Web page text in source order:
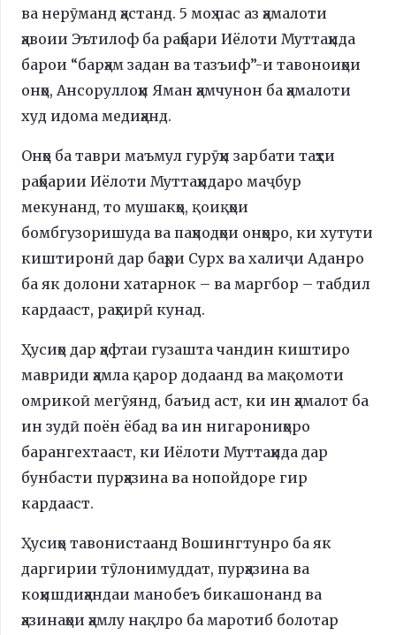
ва нерӯманд ҳастанд. 5 моҳ пас аз ҳамалоти
ҳавоии Эътилоф ба раҳбари Иёлоти Муттаҳида
барои “барҳам задан ва тазъиф”-и тавоноиҳои
онҳо, Ансоруллоҳи Яман ҳамчунон ба ҳамалоти
худ идома медиҳанд.
Онҳо ба таври маъмул гурӯҳи зарбати таҳти
раҳбарии Иёлоти Муттаҳидаро маҷбур
мекунанд, то мушакҳо, қоиқҳои
бомбгузоришуда ва паҳподҳои онҳоро, ки хутути
киштиронӣ дар баҳри Сурх ва халиҷи Аданро
ба як долони хатарнок – ва маргбор – табдил
кардааст, раҳгирӣ кунад.
Ҳусиҳо дар ҳафтаи гузашта чандин киштиро
мавриди ҳамла қарор додаанд ва мақомоти
омрикоӣ мегӯянд, баъид аст, ки ин ҳамалот ба
ин зудӣ поён ёбад ва ин нигарониҳоро
барангехтааст, ки Иёлоти Муттаҳида дар
бунбасти пурҳазина ва нопойдоре гир
кардааст.
Ҳусиҳо тавонистаанд Вошингтунро ба як
даргирии тӯлонимуддат, пурҳазина ва
коҳишдиҳандаи манобеъ бикашонанд ва
ҳазинаҳои ҳамлу нақлро ба маротиб болотар